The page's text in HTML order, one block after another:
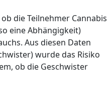
die Teilnehmer Cannabis
eine Abhängigkeit)
Aus diesen Daten
wurde das Risiko
ob die Geschwister